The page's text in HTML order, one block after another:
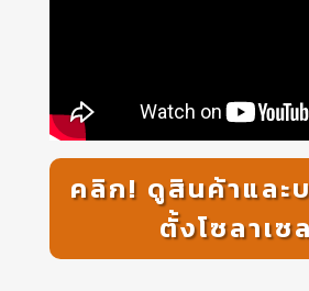
คลิก! ดูสินค้าและ
ตั้งโซลาเซ